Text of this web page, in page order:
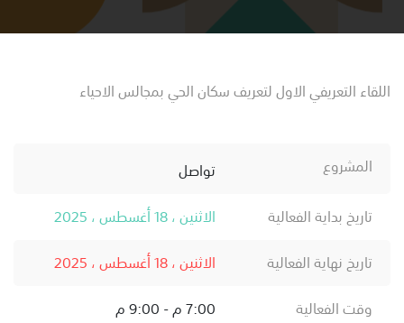
اللقاء التعريفي الاول لتعريف سكان الحي بمجالس الاحياء
المشروع
تواصل
تاريخ بداية الفعالية
الاثنين ، 18 أغسطس ، 2025
تاريخ نهاية الفعالية
الاثنين ، 18 أغسطس ، 2025
وقت الفعالية
7:00 م - 9:00 م